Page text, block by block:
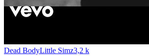
Dead BodyLittle Simz3,2 k